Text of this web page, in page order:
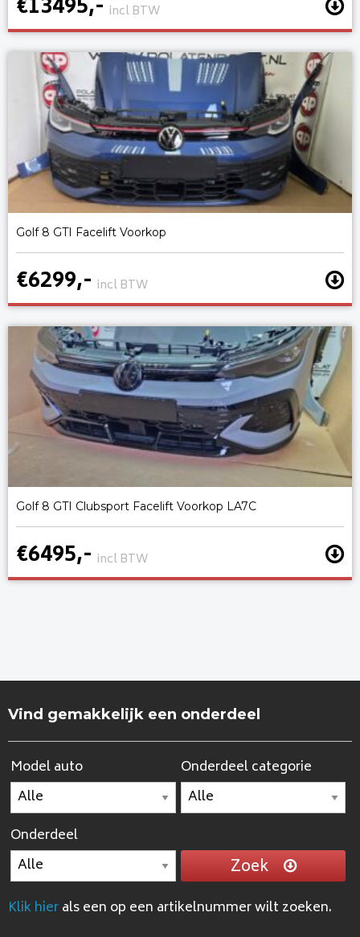
€13495,- incl BTW
Golf 8 GTI Facelift Voorkop
€6299,- incl BTW
Golf 8 GTI Clubsport Facelift Voorkop LA7C
€6495,- incl BTW
Vind gemakkelijk een onderdeel
Model auto Onderdeel categorie
Onderdeel
Zoek
Klik hierals een op een artikelnummer wilt zoeken.